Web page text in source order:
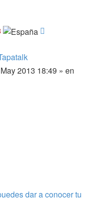
2013 18:49 » en
dar a conocer tu